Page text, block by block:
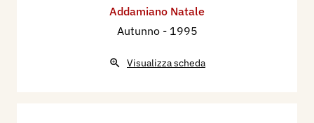
Addamiano Natale
Autunno - 1995
Visualizza scheda